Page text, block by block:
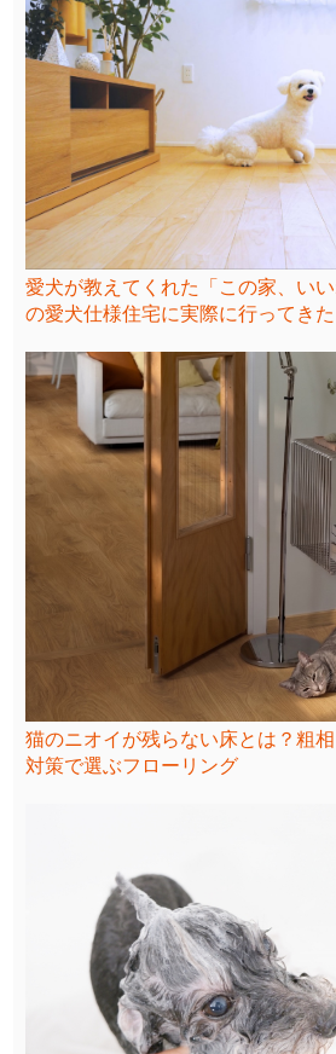
愛犬が教えてくれた「この家、い
の愛犬仕様住宅に実際に行ってきた
猫のニオイが残らない床とは？粗
対策で選ぶフローリング